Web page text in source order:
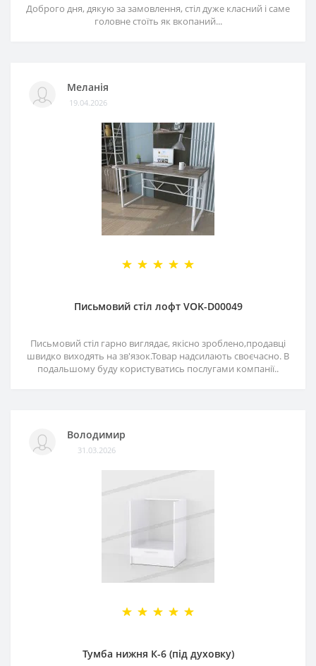
Доброго дня, дякую за замовлення, стіл дуже класний і саме
головне стоїть як вкопаний...
Меланія
19.04.2026
Письмовий стіл лофт VOK-D00049
Письмовий стіл гарно виглядає, якісно зроблено,продавці
швидко виходять на зв'язок.Товар надсилають своєчасно. В
подальшому буду користуватись послугами компанії..
Володимир
31.03.2026
Тумба нижня К-6 (під духовку)